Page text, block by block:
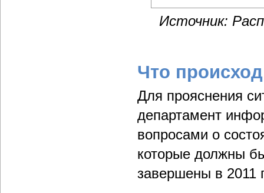
Источник:
Что
Для прояснения
департамент
вопросами о
которые должны
завершены в 2011